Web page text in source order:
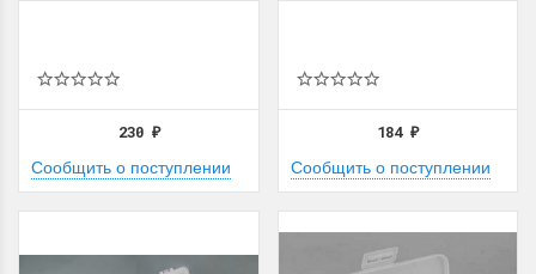
230 ₽
Сообщить о поступлении
184₽
Сообщить о поступлении